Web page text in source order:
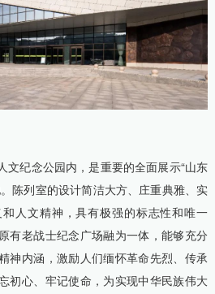
文纪念公园内，是重要的全面展示“山东
陈列室的设计简洁大方、庄重典雅、实
人文精神，具有极强的标志性和唯一
有老战士纪念广场融为一体，能够充分
神内涵，激励人们缅怀革命先烈、传承
初心、牢记使命，为实现中华民族伟大